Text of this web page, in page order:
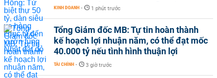
KINH DOANH - 1 phút trước
Tổng Giám đốc MB: Tự tin hoàn thành
kế hoạch lợi nhuận năm, có thể đạt mốc
40.000 tỷ nếu tình hình thuận lợi
TÀI CHÍNH - 3 giờ trước